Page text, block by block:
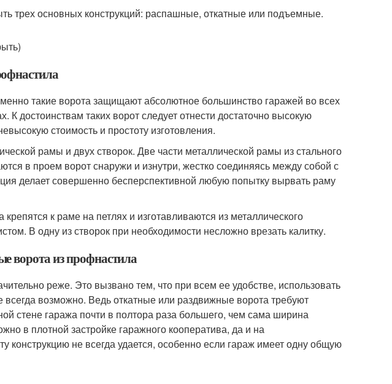
трех основных конструкций: распашные, откатные или подъемные.
такие ворота защищают абсолютное большинство гаражей во всех
достоинствам таких ворот следует отнести достаточно высокую
стоимость и простоту изготовления.
рамы и двух створок. Две части металлической рамы из стального
в проем ворот снаружи и изнутри, жестко соединяясь между собой с
делает совершенно бесперспективной любую попытку вырвать раму
к раме на петлях и изготавливаются из металлического
В одну из створок при необходимости несложно врезать калитку.
ворота из профнастила
реже. Это вызвано тем, что при всем ее удобстве, использовать
всегда возможно. Ведь откатные или раздвижные ворота требуют
стене гаража почти в полтора раза большего, чем сама ширина
в плотной застройке гаражного кооператива, да и на
конструкцию не всегда удается, особенно если гараж имеет одну общую